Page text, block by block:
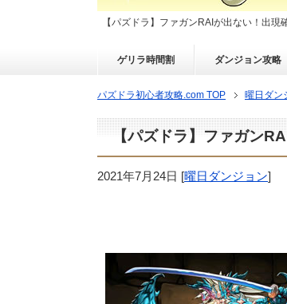
【パズドラ】ファガンRAIが出ない！出現
ゲリラ時間割 ダンジョン攻略
パズドラ初心者攻略.com TOP 曜日ダン
【パズドラ】ファガン
2021年7月24日 [曜日ダンジョン]